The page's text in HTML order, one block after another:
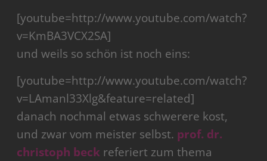
[youtube=http://www.youtube.com/watch?
v=KmBA3VCX2SA]
und weils so schön ist noch eins:
[youtube=http://www.youtube.com/watch?
v=LAmanl33Xlg&feature=related]
danach nochmal etwas schwerere kost,
und zwar vom meister selbst. prof. dr.
christoph beck referiert zum thema